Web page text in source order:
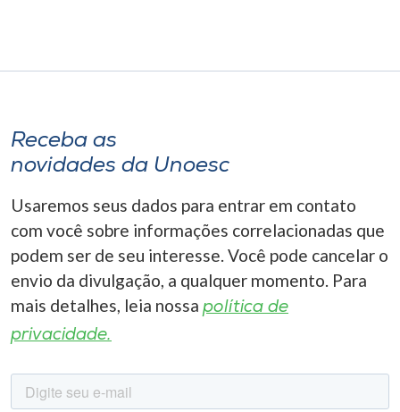
A+
Receba as
novidades da Unoesc
Usaremos seus dados para entrar em contato
com você sobre informações correlacionadas que
podem ser de seu interesse. Você pode cancelar o
envio da divulgação, a qualquer momento. Para
mais detalhes, leia nossa política de
privacidade.